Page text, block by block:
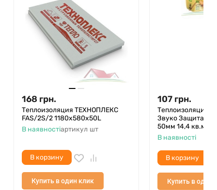
168 грн.
Теплоизоляция ТЕХНОПЛЕКС
FAS/2S/2 1180х580х50L
В наявностіартикул шт
В корзину
Купить в один клик
107 грн.
Теплоизоляция
Звуко Защита
50мм 14,4 кв.м
В наявності
В корзину
Купить в один